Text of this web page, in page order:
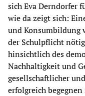
sich Eva Derndorfer
wie da zeigt sich:
und Konsumbildung
der Schulpflicht
hinsichtlich des
Nachhaltigkeit und
gesellschaftlicher
erfolgreich